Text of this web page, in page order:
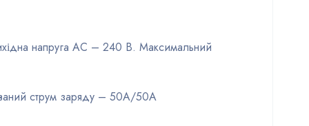
напруга AC – 240 В. Максимальний
струм заряду – 50А/50А